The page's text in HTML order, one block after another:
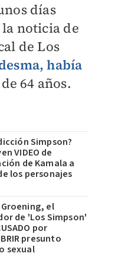
días
la noticia de
de Los
había
64 años.
Simpson?
VIDEO de
de Kamala a
los personajes
el
de 'Los Simpson'
por
presunto
sexual